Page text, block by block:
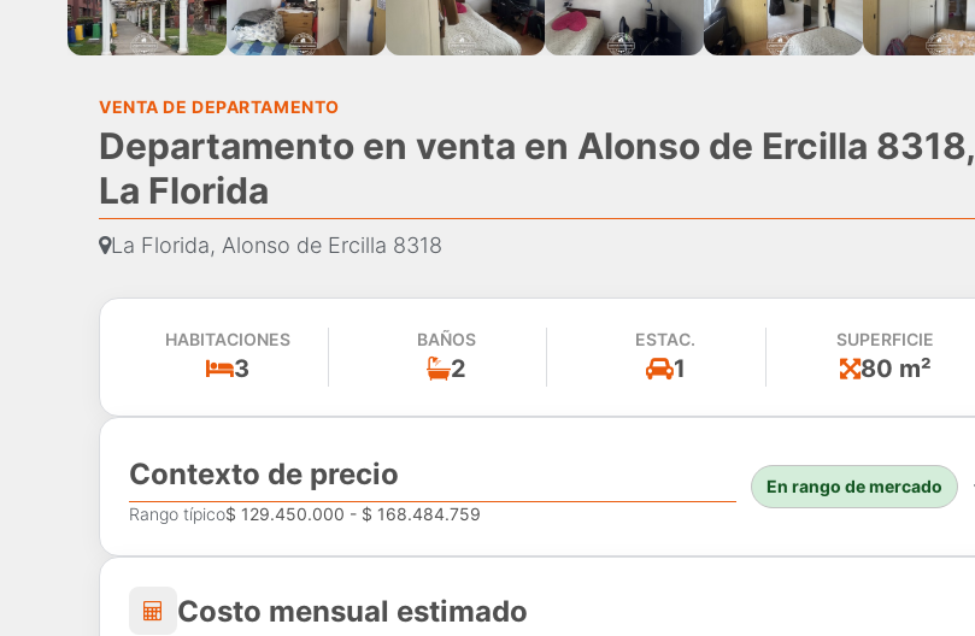
VENTA DE DEPARTAMENTO
Departamento en venta en Alonso de Ercilla 8318,
La Florida
La Florida, Alonso de Ercilla 8318
HABITACIONES
3
BAÑOS
2
ESTAC.
1
SUPERFICIE
80 m²
Contexto de precio
Rango típico$ 129.450.000 - $ 168.484.759
En rango de mercado
Costo mensual estimado
Costo mensual estimado